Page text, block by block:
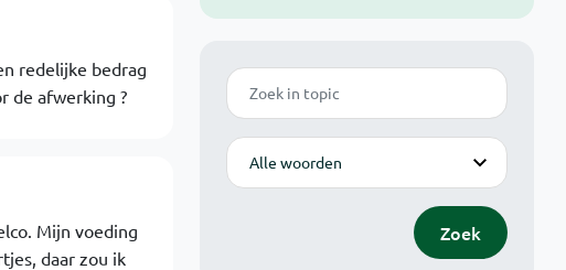
Zoek
Modus
Zoek
redelijke bedrag
de afwerking ?
Mijn voeding
daar zou ik